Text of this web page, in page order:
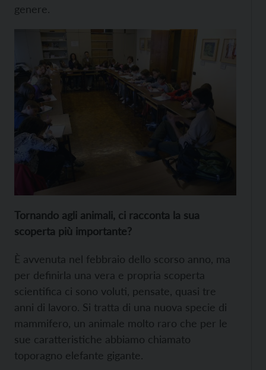
genere.
Tornando agli animali, ci racconta la sua
scoperta più importante?
È avvenuta nel febbraio dello scorso anno, ma
per definirla una vera e propria scoperta
scientifica ci sono voluti, pensate, quasi tre
anni di lavoro. Si tratta di una nuova specie di
mammifero, un animale molto raro che per le
sue caratteristiche abbiamo chiamato
toporagno elefante gigante.